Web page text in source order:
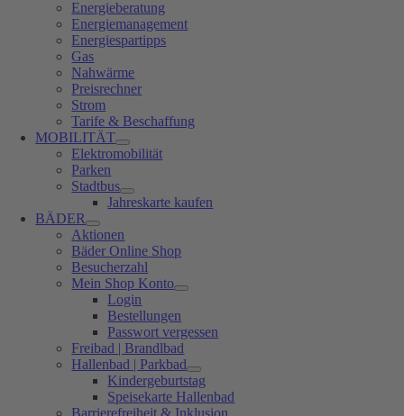
Energieberatung
Energiemanagement
Energiespartipps
Gas
Nahwärme
Preisrechner
Strom
Tarife & Beschaffung
MOBILITÄT
Elektromobilität
Parken
Stadtbus
Jahreskarte kaufen
BÄDER
Aktionen
Bäder Online Shop
Besucherzahl
Mein Shop Konto
Login
Bestellungen
Passwort vergessen
Freibad | Brandlbad
Hallenbad | Parkbad
Kindergeburtstag
Speisekarte Hallenbad
Barrierefreiheit & Inklusion